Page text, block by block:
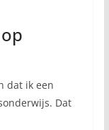
dat ik een
Dat